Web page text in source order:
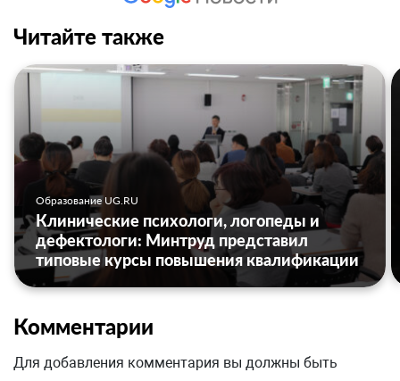
Читайте также
Образование UG.RU
Клинические психологи, логопеды и
дефектологи: Минтруд представил
типовые курсы повышения квалификации
Комментарии
Для добавления комментария вы должны быть